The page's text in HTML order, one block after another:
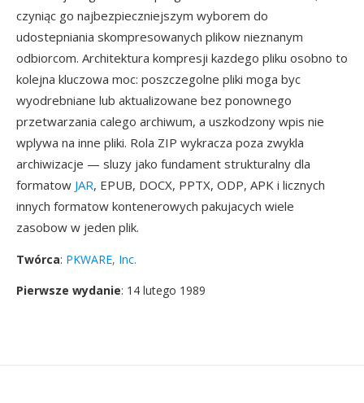
czyniąc go najbezpieczniejszym wyborem do
udostepniania skompresowanych plikow nieznanym
odbiorcom. Architektura kompresji kazdego pliku osobno to
kolejna kluczowa moc: poszczegolne pliki moga byc
wyodrebniane lub aktualizowane bez ponownego
przetwarzania calego archiwum, a uszkodzony wpis nie
wplywa na inne pliki. Rola ZIP wykracza poza zwykla
archiwizacje — sluzy jako fundament strukturalny dla
formatow JAR, EPUB, DOCX, PPTX, ODP, APK i licznych
innych formatow kontenerowych pakujacych wiele
zasobow w jeden plik.
Twórca: PKWARE, Inc.
Pierwsze wydanie: 14 lutego 1989